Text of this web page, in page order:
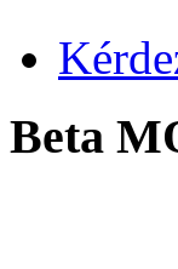
Beta